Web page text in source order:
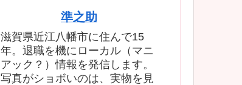
準之助
滋賀県近江八幡市に住んで15
年。退職を機にローカル（マニ
アック？）情報を発信します。
写真がショボいのは、実物を見